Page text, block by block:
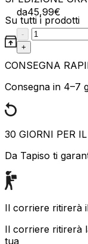
da45,99€
:product_name
-
+
Su tutti i prodotti
CONSEGNA
Consegna in 4–7
30 GIORNI PER IL
Da Tapiso ti
Il corriere ritirerà
Il corriere ritirerà
tua